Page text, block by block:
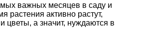
важных месяцев в саду и
растения активно растут,
а значит, нуждаются в